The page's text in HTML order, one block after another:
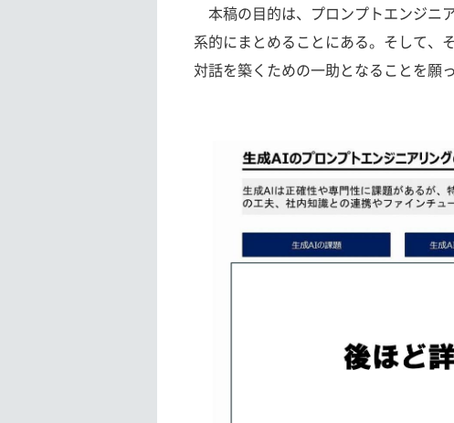
本稿の目的は、プロンプトエンジニ
系的にまとめることにある。そして、
対話を築くための一助となることを願